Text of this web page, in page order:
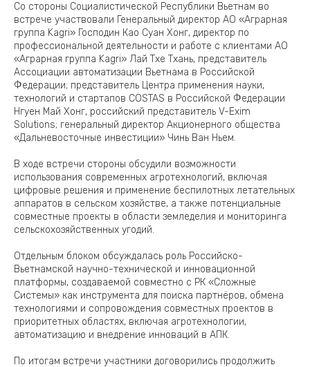
Со стороны Социалистической Республики Вьетнам во
встрече участвовали Генеральный директор АО «Аграрная
группа Kagri» Господин Као Суан Хонг, директор по
профессиональной деятельности и работе с клиентами АО
«Аграрная группа Kagri» Лай Тхе Тхань, представитель
Ассоциации автоматизации Вьетнама в Российской
Федерации; представитель Центра применения науки,
технологий и стартапов COSTAS в Российской Федерации
Нгуен Май Хонг, российский представитель V-Exim
Solutions; генеральный директор Акционерного общества
«Дальневосточные инвестиции» Чинь Ван Ньем.
В ходе встречи стороны обсудили возможности
использования современных агротехнологий, включая
цифровые решения и применение беспилотных летательных
аппаратов в сельском хозяйстве, а также потенциальные
совместные проекты в области земледелия и мониторинга
сельскохозяйственных угодий.
Отдельным блоком обсуждалась роль Российско-
Вьетнамской научно-технической и инновационной
платформы, создаваемой совместно с РК «Сложные
Системы» как инструмента для поиска партнёров, обмена
технологиями и сопровождения совместных проектов в
приоритетных областях, включая агротехнологии,
автоматизацию и внедрение инноваций в АПК.
По итогам встречи участники договорились продолжить